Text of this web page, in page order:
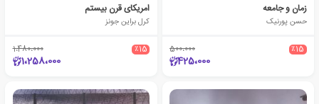
زمان و جامعه
حسن پورنیک
٪15 500،000
425،000
امریکای قرن بیستم
کرل براین جونز
٪15 1،480،000
1،258،000